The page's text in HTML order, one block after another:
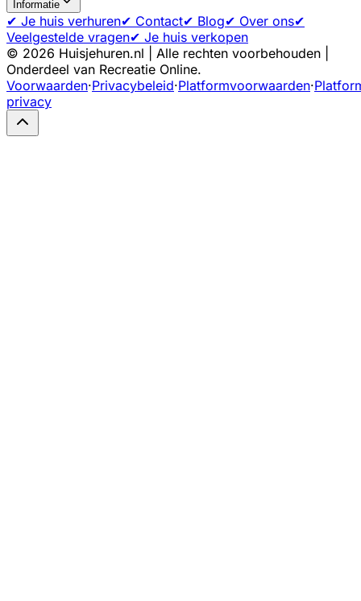
Informatie
✔ Je huis verhuren✔ Contact✔ Blog✔ Over ons✔
Veelgestelde vragen✔ Je huis verkopen
© 2026 Huisjehuren.nl | Alle rechten voorbehouden |
Onderdeel van Recreatie Online.
Voorwaarden·Privacybeleid·Platformvoorwaarden·
privacy